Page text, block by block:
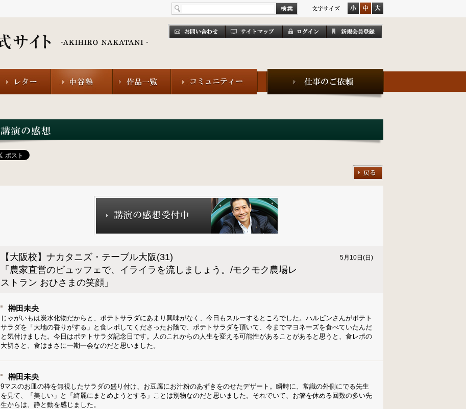
【大阪校】ナカタニズ・テーブル大阪(31)
「農家直営のビュッフェで、イライラを流しましょう。/モクモク農場レ
ストラン おひさまの笑顔」
5月10日(日)
榊田未央
じゃがいもは炭水化物だからと、ポテトサラダにあまり興味がなく、今日もスルーするところでした。ハルピンさんがポテト
サラダを「大地の香りがする」と食レポしてくださったお陰で、ポテトサラダを頂いて、今までマヨネーズを食べていたんだ
と気付けました。今日はポテトサラダ記念日です。人のこれからの人生を変える可能性があることがあると思うと、食レポの
大切さと、食はまさに一期一会なのだと思いました。
榊田未央
9マスのお皿の枠を無視したサラダの盛り付け、お豆腐にお汁粉のあずきをのせたデザート。瞬時に、常識の外側にでる先生
を見て、「美しい」と「綺麗にまとめようとする」ことは別物なのだと思いました。それでいて、お箸を休める回数の多い先
生からは、静と動を感じました。